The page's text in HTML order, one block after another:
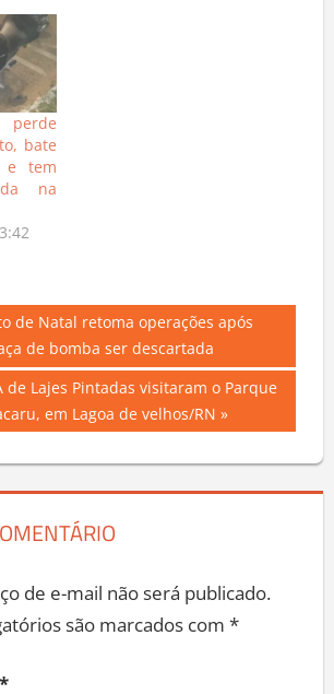
bate
e tem
na
de Natal retoma operações após
de bomba ser descartada
de Lajes Pintadas visitaram o Parque
em Lagoa de velhos/RN
de e-mail não será publicado.
são marcados com *